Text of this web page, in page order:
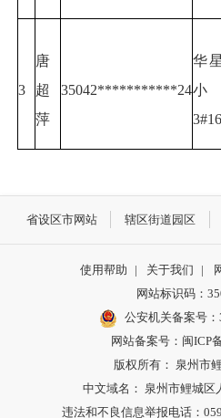
3
唐
超
萍
35042***********24
华
省设区市网站 辖区街道园区
使用帮助 | 关于我们 |
网站标识码：
公安机关备案号
网站备案号：闽ICP
版权所有： 泉州市
中文域名： 泉州市鲤城区
违法和不良信息举报电话：